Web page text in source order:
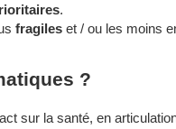
.
fragileset / ou les moins
?
sur la santé, en